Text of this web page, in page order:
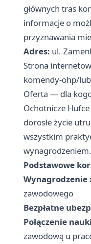
głównych tras
informacje o
przyznawania
Adres: ul.
Strona
komendy-ohp/
Oferta — dla
Ochotnicze
dorosłe życie
wszystkim
wynagrodzeniem.
Podstawowe
Wynagrodzenie
zawodowego
Bezpłatne
Połączenie
zawodową u